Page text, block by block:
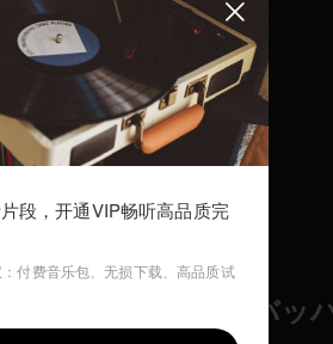
身をよぶ（J.S．バッ
段，开通VIP畅听高品质完
付费音乐包、无损下载、高品质试
